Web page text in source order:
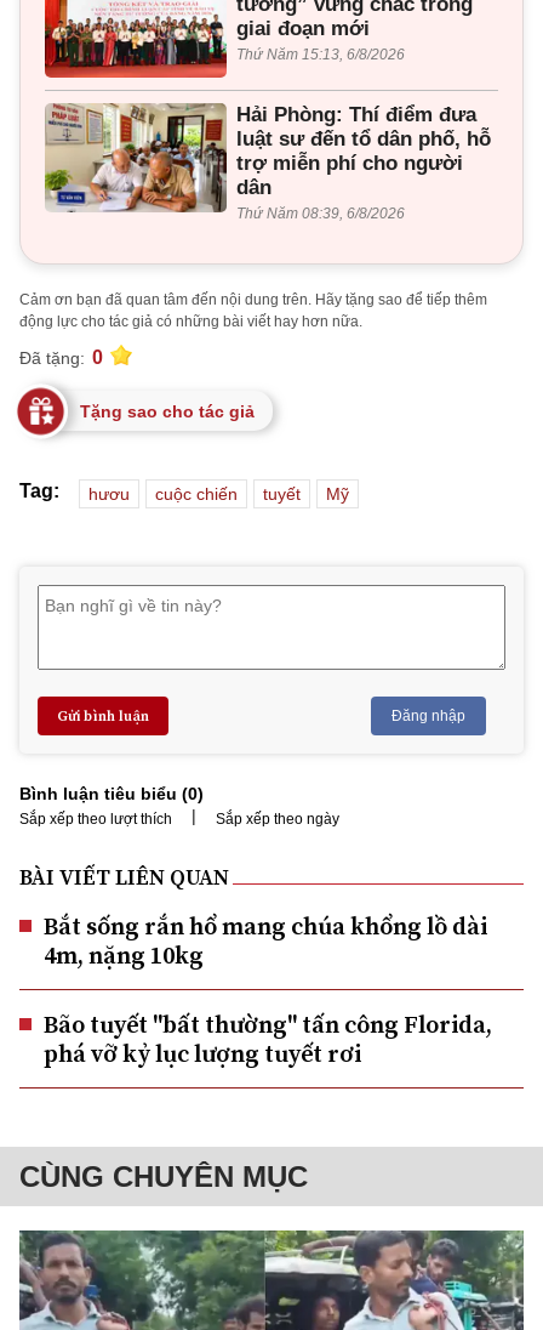
giai đoạn mới
Thứ Năm 15:13, 6/8/2026
Hải Phòng: Thí điểm đưa
luật sư đến tổ dân phố, hỗ
trợ miễn phí cho người
dân
Thứ Năm 08:39, 6/8/2026
Cảm ơn bạn đã quan tâm đến nội dung trên. Hãy tặng sao để tiếp thêm
động lực cho tác giả có những bài viết hay hơn nữa.
Đã tặng: 0
Tặng sao cho tác giả
Tag: hươu cuộc chiến tuyết Mỹ
Gửi bình luận Đăng nhập
Bình luận tiêu biểu (0)
Sắp xếp theo lượt thích | Sắp xếp theo ngày
BÀI VIẾT LIÊN QUAN
Bắt sống rắn hổ mang chúa khổng lồ dài
4m, nặng 10kg
Bão tuyết "bất thường" tấn công Florida,
phá vỡ kỷ lục lượng tuyết rơi
CÙNG CHUYÊN MỤC